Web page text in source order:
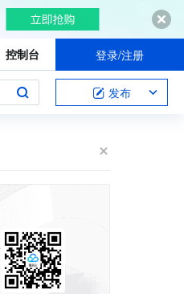
控制台 登录/注册
发布